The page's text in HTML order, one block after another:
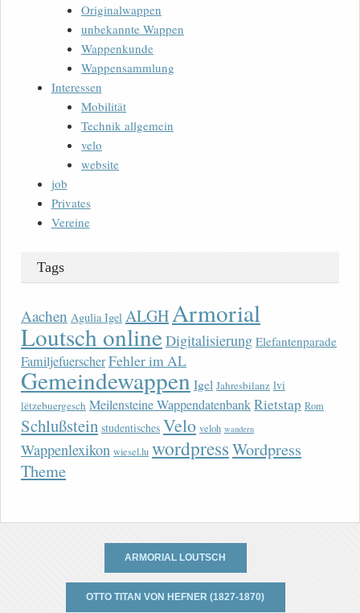
Originalwappen
unbekannte Wappen
Wappenkunde
Wappensammlung
Interessen
Mobilität
Technik allgemein
velo
website
job
Privates
Vereine
Tags
Aachen Agulia Igel ALGHArmorial
Loutsch onlineDigitalisierung Elefantenparade
FamiljefuerscherFehler im AL
Gemeindewappen Igel Jahresbilanz lvi
lëtzebuergesch Meilensteine WappendatenbankRietstap Rom
Schlußstein studentisches Velo veloh wandern
Wappenlexikon wiesel.lu wordpressWordpress
Theme
ARMORIAL LOUTSCH
OTTO TITAN VON HEFNER (1827-1870)